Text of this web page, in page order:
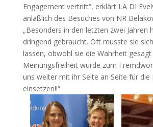
Engagement vertritt“, erklärt LA DI
anläßlich des Besuches von NR
„Besonders in den letzten zwei Jahren
dringend gebraucht. Oft musste sie
lassen, obwohl sie die Wahrheit
Meinungsfreiheit wurde zum
uns weiter mit ihr Seite an Seite für die
einsetzen!!“